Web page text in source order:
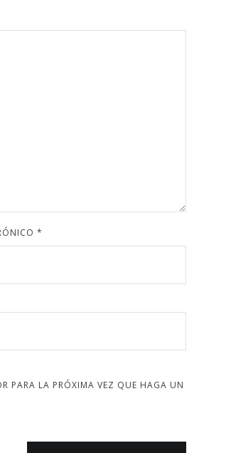
*
PARA LA PRÓXIMA VEZ QUE HAGA UN